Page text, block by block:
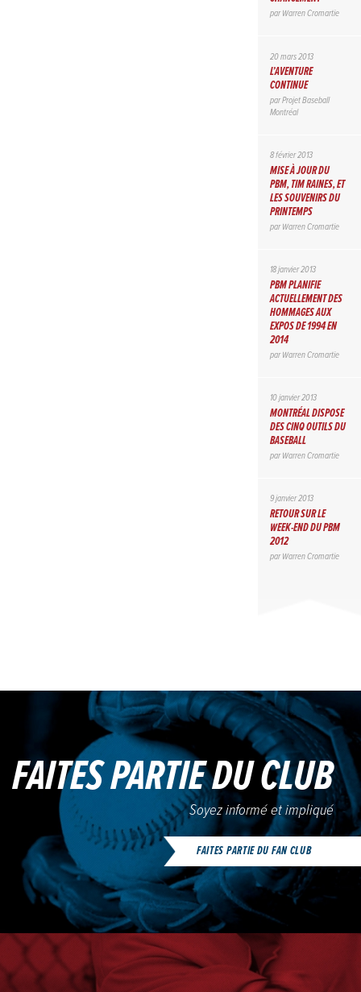
parWarren Cromartie
20 mars 2013
L’AVENTURE
CONTINUE
parProjet Baseball
Montréal
8 février 2013
MISE À JOUR DU
PBM, TIM RAINES, ET
LES SOUVENIRS DU
PRINTEMPS
parWarren Cromartie
18 janvier 2013
PBM PLANIFIE
ACTUELLEMENT DES
HOMMAGES AUX
EXPOS DE 1994 EN
2014
parWarren Cromartie
10 janvier 2013
MONTRÉAL DISPOSE
DES CINQ OUTILS DU
BASEBALL
parWarren Cromartie
9 janvier 2013
RETOUR SUR LE
WEEK-END DU PBM
2012
parWarren Cromartie
FAITES PARTIE DU CLUB
Soyez informé et impliqué
FAITES PARTIE DU FAN CLUB